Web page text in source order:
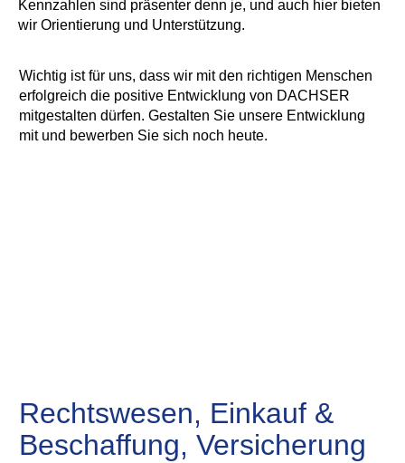
Kennzahlen sind präsenter denn je, und auch hier bieten
wir Orientierung und Unterstützung.
Wichtig ist für uns, dass wir mit den richtigen Menschen
erfolgreich die positive Entwicklung von DACHSER
mitgestalten dürfen. Gestalten Sie unsere Entwicklung
mit und bewerben Sie sich noch heute.
Rechtswesen, Einkauf &
Beschaffung, Versicherung